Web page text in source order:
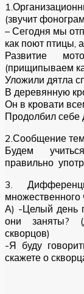
(звучит
– Сегодня мы
как поют птицы,
Развитие
(прищипываем
Уложили дятла
В деревянную
Он в кровати
Продолбил себе
2.Сообщение
Будем
правильно
3.
множественного
А) -Целый день
они заняты?
скворцов)
-Я буду
скажете о